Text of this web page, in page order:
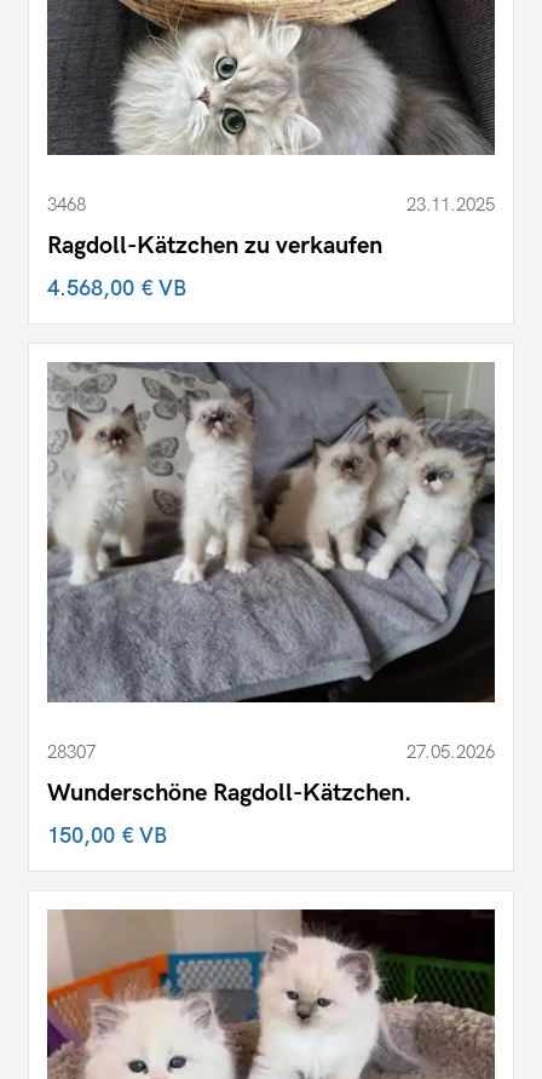
3468 23.11.2025
Ragdoll-Kätzchen zu verkaufen
4.568,00 €VB
28307 27.05.2026
Wunderschöne Ragdoll-Kätzchen.
150,00 €VB